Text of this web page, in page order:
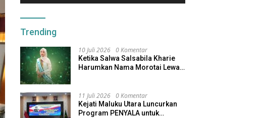
Trending
10 Juli 2026 0 Komentar
Ketika Salwa Salsabila Kharie
Harumkan Nama Morotai Lewat
11 Juli 2026 0 Komentar
Kejati Maluku Utara Luncurkan
Program PENYALA untuk